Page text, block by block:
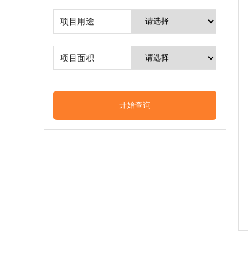
项目用途
项目面积